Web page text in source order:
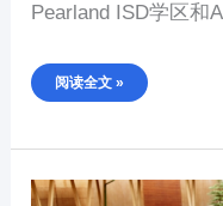
Pearland ISD学区和
阅读全文 »
休
斯